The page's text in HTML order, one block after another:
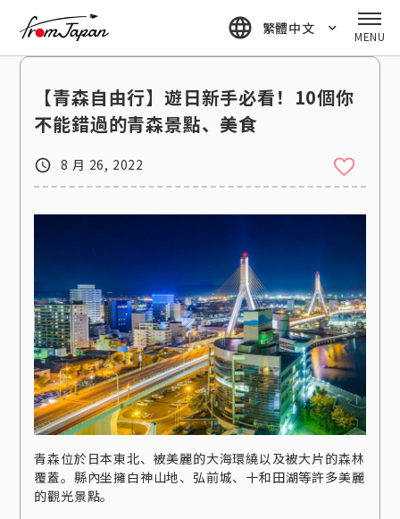
繁體中文 MENU
【青森自由行】遊日新手必看！10個你
不能錯過的青森景點、美食
8 月 26, 2022
青森位於日本東北、被美麗的大海環繞以及被大片的森林
覆蓋。縣內坐擁白神山地、弘前城、十和田湖等許多美麗
的觀光景點。